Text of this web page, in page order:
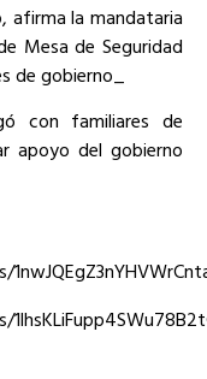
afirma la mandataria
Mesa de Seguridad
de gobierno_
con familiares de
apoyo del gobierno